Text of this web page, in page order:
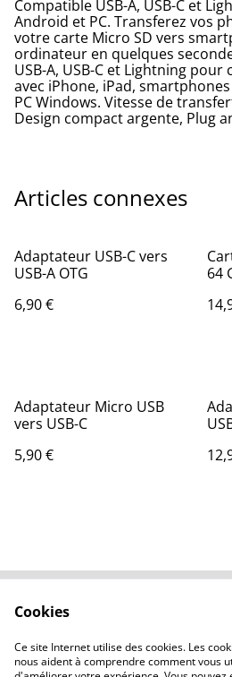
Compatible USB-A, USB-C et
Android et PC. Transferez vos
votre carte Micro SD vers
ordinateur en quelques
USB-A, USB-C et Lightning
avec iPhone, iPad,
PC Windows. Vitesse de
Design compact argente, Plug
Articles connexes
Adaptateur USB-C vers
USB-A OTG
6,90 €
64
Adaptateur Micro USB
vers USB-C
5,90 €
Politique de
confidentialité
Cookies
Ce site Internet utilise des cookies. Les
nous aident à comprendre comment vous